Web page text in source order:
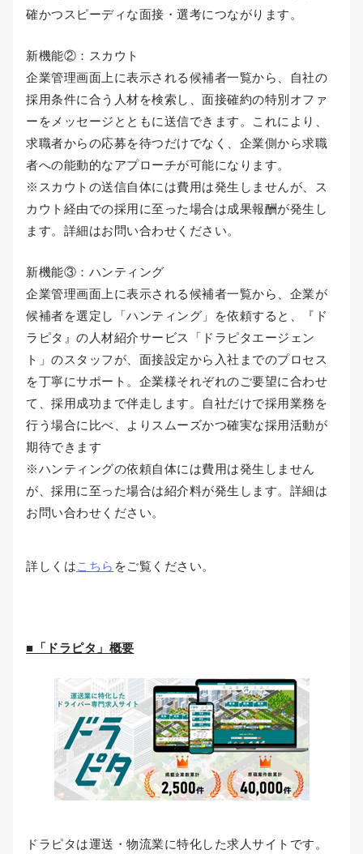
確かつスピーディな面接・選考につながります。
新機能②：スカウト
企業管理画面上に表示される候補者一覧から、自社の
採用条件に合う人材を検索し、面接確約の特別オファ
ーをメッセージとともに送信できます。これにより、
求職者からの応募を待つだけでなく、企業側から求職
者への能動的なアプローチが可能になります。
※スカウトの送信自体には費用は発生しませんが、ス
カウト経由での採用に至った場合は成果報酬が発生し
ます。詳細はお問い合わせください。
新機能③：ハンティング
企業管理画面上に表示される候補者一覧から、企業が
候補者を選定し「ハンティング」を依頼すると、『ド
ラピタ』の人材紹介サービス「ドラピタエージェン
ト」のスタッフが、面接設定から入社までのプロセス
を丁寧にサポート。企業様それぞれのご要望に合わせ
て、採用成功まで伴走します。自社だけで採用業務を
行う場合に比べ、よりスムーズかつ確実な採用活動が
期待できます
※ハンティングの依頼自体には費用は発生しません
が、採用に至った場合は紹介料が発生します。詳細は
お問い合わせください。
詳しくはこちら をご覧ください。
■「ドラピタ」概要
ドラピタは運送・物流業に特化した求人サイトです。